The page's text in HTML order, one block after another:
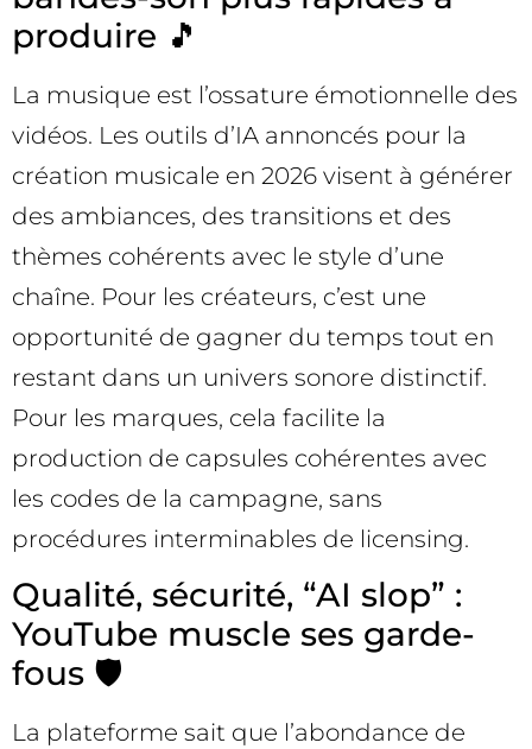
produire 🎵
La musique est l’ossature émotionnelle des
vidéos. Les outils d’IA annoncés pour la
création musicale en 2026 visent à générer
des ambiances, des transitions et des
thèmes cohérents avec le style d’une
chaîne. Pour les créateurs, c’est une
opportunité de gagner du temps tout en
restant dans un univers sonore distinctif.
Pour les marques, cela facilite la
production de capsules cohérentes avec
les codes de la campagne, sans
procédures interminables de licensing.
Qualité, sécurité, “AI slop” :
YouTube muscle ses garde-
fous 🛡️
La plateforme sait que l’abondance de